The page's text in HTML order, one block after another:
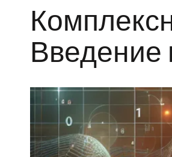
Введение